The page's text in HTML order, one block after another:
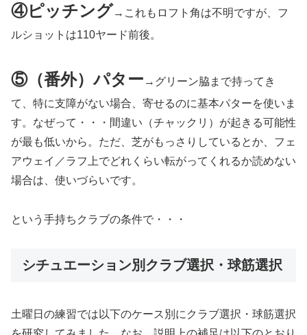
④ピッチング→これもロフト角は不明ですが、フ
ルショットは110ヤード前後。
⑤（番外）パター →グリーン脇まで持ってき
て、特に支障がない場合、寄せるのに基本パターを使いま
す。なぜって・・・間違い（チャックリ）が起きる可能性
が最も低いから。ただ、芝がもっさりしているとか、フェ
アウェイ／ラフ上でどれくらい転がってくれるか読めない
場合は、使いづらいです。
という手持ちクラブの条件で・・・
シチュエーション別クラブ選択・球筋選択
土曜日の練習では以下のケース別にクラブ選択・球筋選択